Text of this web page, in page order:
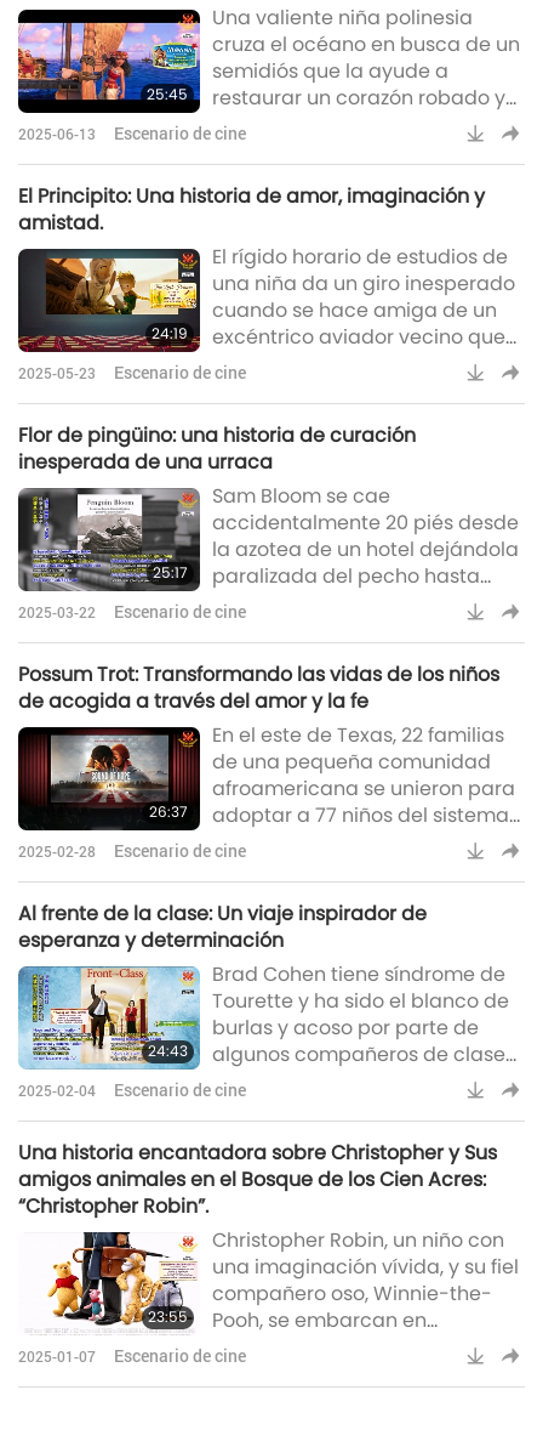
el poder de trabajo en equipo.
25:45
Una valiente niña polinesia
cruza el océano en busca de un
semidiós que la ayude a
restaurar un corazón robado y
salvar su isla. ¿Descubrirá su
verdadera identidad como
aventuras encontrará por el
2025-06-13 Escenario de cine
El Principito: Una historia de amor, imaginación y
amistad.
24:19
El rígido horario de estudios de
una niña da un giro inesperado
cuando se hace amiga de un
excéntrico aviador vecino que
comparte con ella la mágica
historia del Principito. A medida
aprende que las cosas más
importantes de la vida solo se
ven con el corazón, no con los
ojos. ¿Qué aventuras vivirá la
niñita a través de sus historias?
2025-05-23 Escenario de cine
Flor de pingüino: una historia de curación
inesperada de una urraca
25:17
Sam Bloom se cae
accidentalmente 20 piés desde
la azotea de un hotel dejándola
paralizada del pecho hasta
abajo. Mientras lucha por
recuperarse, una urraca se
de consuelo y curación.
2025-03-22 Escenario de cine
Possum Trot: Transformando las vidas de los niños
de acogida a través del amor y la fe
26:37
En el este de Texas, 22 familias
de una pequeña comunidad
afroamericana se unieron para
adoptar a 77 niños del sistema
de acogida. Estos niños tienen
graves problemas de conducta
Sus luchas diarias son muy
difíciles de superar. ¿Serán
capaces las familias de unirse y
ayudarse mutuamente a
superar sus retos emocionales a
través de su profunda fe
espiritual y su amor
2025-02-28 Escenario de cine
Al frente de la clase: Un viaje inspirador de
esperanza y determinación
24:43
Brad Cohen tiene síndrome de
Tourette y ha sido el blanco de
burlas y acoso por parte de
algunos compañeros de clase
en la escuela. Sin embargo, un
director de escuela secundaria
actos de empatía y
comprensión, inspirándolo así a
no solo imparte conocimiento,
sino que también fomenta la
esperanza, el respeto y la
comprensión en sus estu
2025-02-04 Escenario de cine
Una historia encantadora sobre Christopher y Sus
amigos animales en el Bosque de los Cien Acres:
“Christopher Robin”.
23:55
Christopher Robin, un niño con
una imaginación vívida, y su fiel
compañero oso, Winnie-the-
Pooh, se embarcan en
aventuras extravagantes en el
mágico Bosque de los Cien
2025-01-07 Escenario de cine